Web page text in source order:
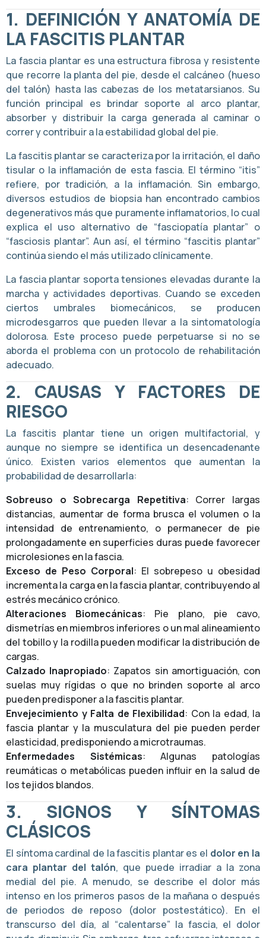
1. DEFINICIÓN Y ANATOMÍA DE
LA FASCITIS PLANTAR
La fascia plantar es una estructura fibrosa y resistente
que recorre la planta del pie, desde el calcáneo (hueso
del talón) hasta las cabezas de los metatarsianos. Su
función principal es brindar soporte al arco plantar,
absorber y distribuir la carga generada al caminar o
correr y contribuir a la estabilidad global del pie.
La fascitis plantar se caracteriza por la irritación, el daño
tisular o la inflamación de esta fascia. El término “itis”
refiere, por tradición, a la inflamación. Sin embargo,
diversos estudios de biopsia han encontrado cambios
degenerativos más que puramente inflamatorios, lo cual
explica el uso alternativo de “fasciopatía plantar” o
“fasciosis plantar”. Aun así, el término “fascitis plantar”
continúa siendo el más utilizado clínicamente.
La fascia plantar soporta tensiones elevadas durante la
marcha y actividades deportivas. Cuando se exceden
ciertos umbrales biomecánicos, se producen
microdesgarros que pueden llevar a la sintomatología
dolorosa. Este proceso puede perpetuarse si no se
aborda el problema con un protocolo de rehabilitación
adecuado.
2. CAUSAS Y FACTORES DE
RIESGO
La fascitis plantar tiene un origen multifactorial, y
aunque no siempre se identifica un desencadenante
único. Existen varios elementos que aumentan la
probabilidad de desarrollarla:
Sobreuso o Sobrecarga Repetitiva: Correr largas
distancias, aumentar de forma brusca el volumen o la
intensidad de entrenamiento, o permanecer de pie
prolongadamente en superficies duras puede favorecer
microlesiones en la fascia.
Exceso de Peso Corporal: El sobrepeso u obesidad
incrementa la carga en la fascia plantar, contribuyendo al
estrés mecánico crónico.
Alteraciones Biomecánicas: Pie plano, pie cavo,
dismetrías en miembros inferiores o un mal alineamiento
del tobillo y la rodilla pueden modificar la distribución de
cargas.
Calzado Inapropiado: Zapatos sin amortiguación, con
suelas muy rígidas o que no brinden soporte al arco
pueden predisponer a la fascitis plantar.
Envejecimiento y Falta de Flexibilidad: Con la edad, la
fascia plantar y la musculatura del pie pueden perder
elasticidad, predisponiendo a microtraumas.
Enfermedades Sistémicas: Algunas patologías
reumáticas o metabólicas pueden influir en la salud de
los tejidos blandos.
3. SIGNOS Y SÍNTOMAS
CLÁSICOS
El síntoma cardinal de la fascitis plantar es el dolor en la
cara plantar del talón, que puede irradiar a la zona
medial del pie. A menudo, se describe el dolor más
intenso en los primeros pasos de la mañana o después
de periodos de reposo (dolor postestático). En el
transcurso del día, al “calentarse” la fascia, el dolor